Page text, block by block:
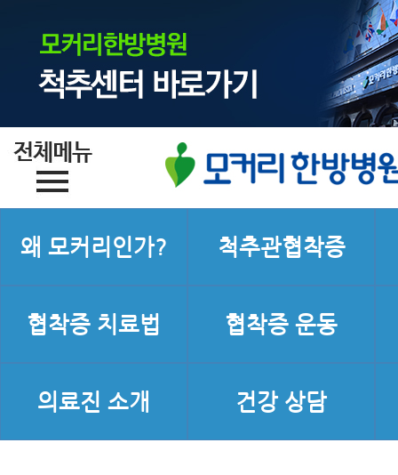
왜 모커리인가? 척추관협착증
협착증 치료법 협착증 운동
의료진 소개 건강 상담